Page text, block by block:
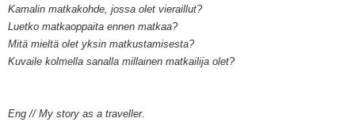
Kamalin matkakohde, jossa olet vieraillut?
Luetko matkaoppaita ennen matkaa?
Mitä mieltä olet yksin matkustamisesta?
Kuvaile kolmella sanalla millainen matkailija olet?
Eng // My story as a traveller.